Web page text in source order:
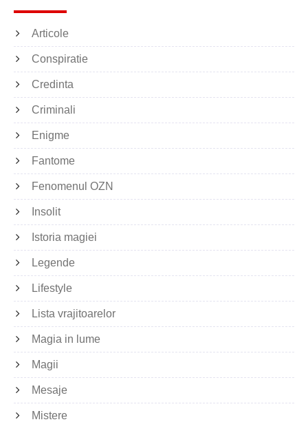
Articole
Conspiratie
Credinta
Criminali
Enigme
Fantome
Fenomenul OZN
Insolit
Istoria magiei
Legende
Lifestyle
Lista vrajitoarelor
Magia in lume
Magii
Mesaje
Mistere